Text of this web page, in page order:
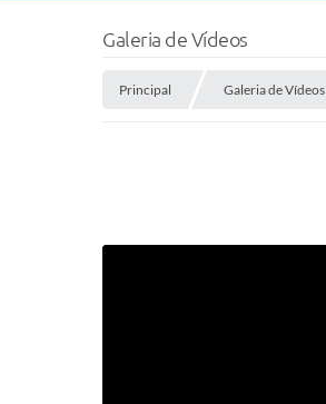
Galeria de Vídeos
Principal Galeria de Vídeos